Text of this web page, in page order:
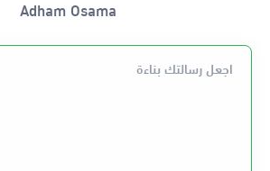
Adham Osama